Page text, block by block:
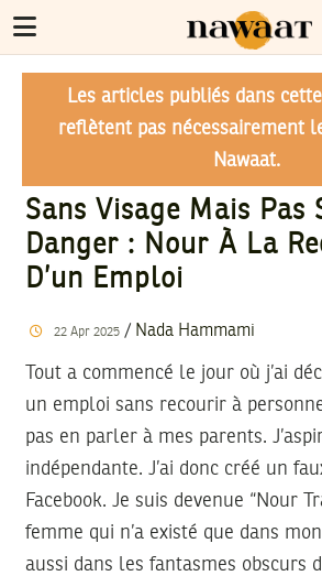
Les articles publiés dans
reflètent pas nécessairement
Nawaat.
Sans Visage Mais Pas
Danger : Nour À La
D’un Emploi
22 Apr 2025/ Nada Hammami
Tout a commencé le jour où j’ai
un emploi sans recourir à
pas en parler à mes parents.
indépendante. J’ai donc créé un
Facebook. Je suis devenue “Nour
femme qui n’a existé que dans
aussi dans les fantasmes obscurs